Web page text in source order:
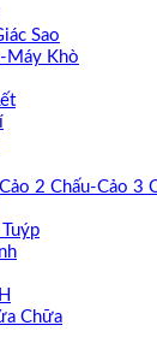
Sao
Máy Khò
2 Chấu-Cảo 3
Chữa